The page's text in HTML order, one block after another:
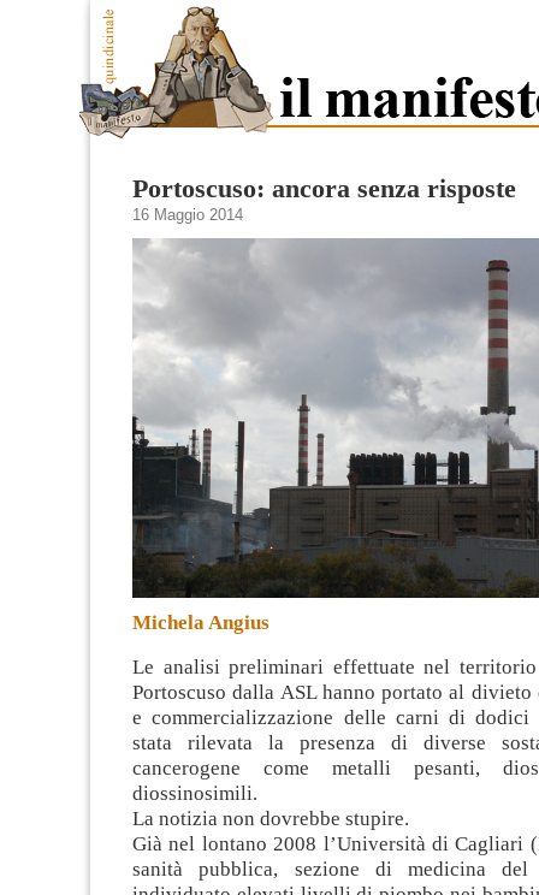
Portoscuso: ancora senza risposte
16 Maggio 2014
Michela Angius
Le analisi preliminari effettuate nel
Portoscuso dalla ASL hanno portato al
e commercializzazione delle carni di dodici
stata rilevata la presenza di diverse
cancerogene come metalli pesanti,
diossinosimili.
La notizia non dovrebbe stupire.
Già nel lontano 2008 l’Università di Cagliari
sanità pubblica, sezione di medicina del